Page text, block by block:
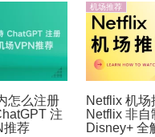
怎么注册
注
推荐
机场推荐
Netflix 机场
Netflix 非自
Disney+ 全